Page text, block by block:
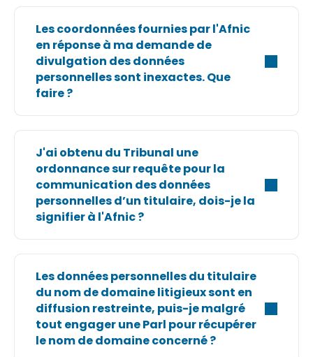
Les coordonnées fournies par l'Afnic
en réponse à ma demande de
divulgation des données
personnelles sont inexactes. Que
faire ?
J'ai obtenu du Tribunal une
ordonnance sur requête pour la
communication des données
personnelles d’un titulaire, dois-je la
signifier à l'Afnic ?
Les données personnelles du titulaire
du nom de domaine litigieux sont en
diffusion restreinte, puis-je malgré
tout engager une Parl pour récupérer
le nom de domaine concerné ?